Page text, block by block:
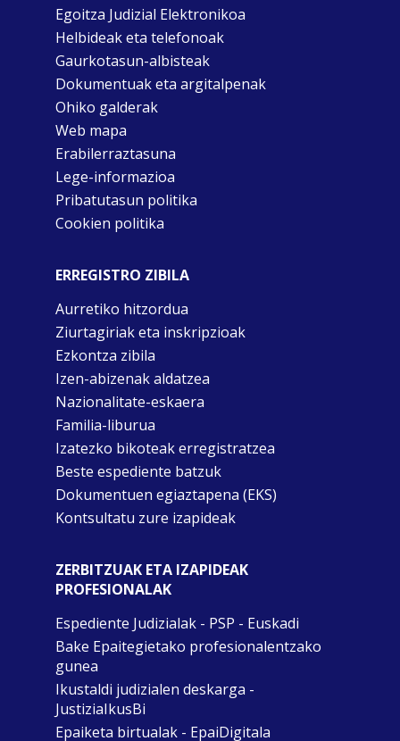
Egoitza Judizial Elektronikoa
Helbideak eta telefonoak
Gaurkotasun-albisteak
Dokumentuak eta argitalpenak
Ohiko galderak
Web mapa
Erabilerraztasuna
Lege-informazioa
Pribatutasun politika
Cookien politika
ERREGISTRO ZIBILA
Aurretiko hitzordua
Ziurtagiriak eta inskripzioak
Ezkontza zibila
Izen-abizenak aldatzea
Nazionalitate-eskaera
Familia-liburua
Izatezko bikoteak erregistratzea
Beste espediente batzuk
Dokumentuen egiaztapena (EKS)
Kontsultatu zure izapideak
ZERBITZUAK ETA IZAPIDEAK
PROFESIONALAK
Espediente Judizialak - PSP - Euskadi
Bake Epaitegietako profesionalentzako
gunea
Ikustaldi judizialen deskarga -
JustiziaIkusBi
Epaiketa birtualak - EpaiDigitala